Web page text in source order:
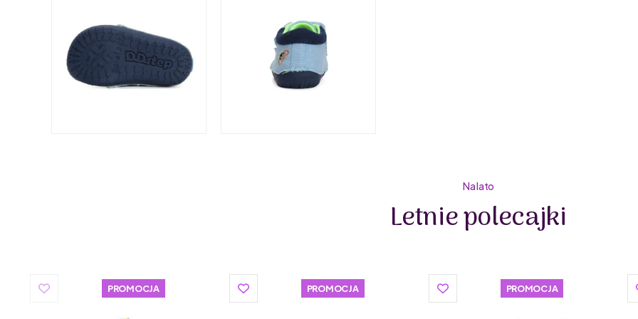
Na lato
Letnie polecajki
PROMOCJA PROMOCJA PROMOCJA